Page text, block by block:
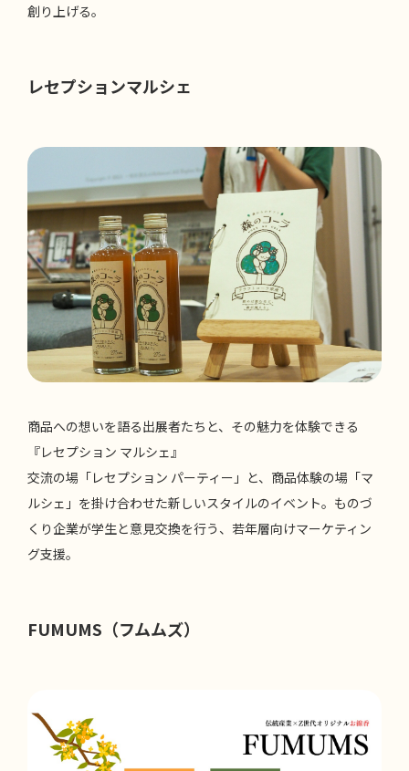
創り上げる。
レセプションマルシェ
商品への想いを語る出展者たちと、その魅力を体験できる
『レセプション マルシェ』
交流の場「レセプション パーティー」と、商品体験の場「マ
ルシェ」を掛け合わせた新しいスタイルのイベント。ものづ
くり企業が学生と意見交換を行う、若年層向けマーケティン
グ支援。
FUMUMS（フムムズ）